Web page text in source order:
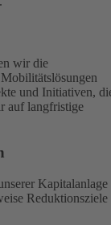
wir die
und Initiativen,
auf langfristige
Kapitalanlage
Reduktionsziele